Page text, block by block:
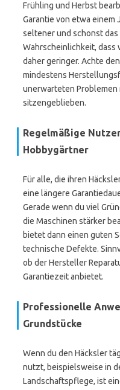
Frühling und Herbst
Garantie von etwa einem
seltener und schonst das
Wahrscheinlichkeit,
daher geringer. Achte
mindestens
unerwarteten Problemen
sitzengeblieben.
Regelmäßige
Hobbygärtner
Für alle, die ihren
eine längere
Gerade wenn du viel
die Maschinen stärker
bietet dann einen guten
technische Defekte.
ob der Hersteller
Garantiezeit anbietet.
Professionelle
Grundstücke
Wenn du den Häcksler
nutzt, beispielsweise in
Landschaftspflege, ist